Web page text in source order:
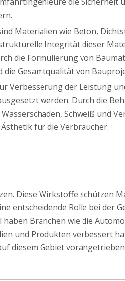
Materialien wie Beton,
Integrität dieser
die Formulierung von
Gesamtqualität von
Verbesserung der Leistung
werden. Durch die
Schweiß und
für die Verbraucher.
Diese Wirkstoffe schützen
entscheidende Rolle bei der
Branchen wie die
und Produkten verbessert
diesem Gebiet